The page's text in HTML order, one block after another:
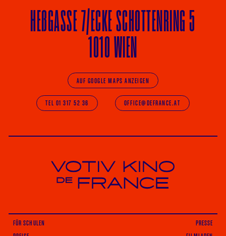
HEßGASSE 7/ECKESCHOTTENRING 5
1010 WIEN
AUF GOOGLE MAPS ANZEIGEN
TEL 01 317 52 36 OFFICE@DEFRANCE.AT
Votiv Kino und Kino De France in Wien
FÜR SCHULEN
PRESSE